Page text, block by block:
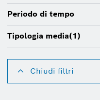
Periodo di tempo
Tipologia media(1)
Chiudi filtri